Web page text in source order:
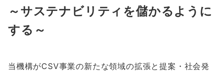
～サステナビリティを儲かるように
する～
当機構がCSV事業の新たな領域の拡張と提案・社会発